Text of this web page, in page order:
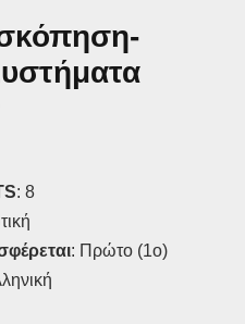
: 8
: Πρώτο (1ο)